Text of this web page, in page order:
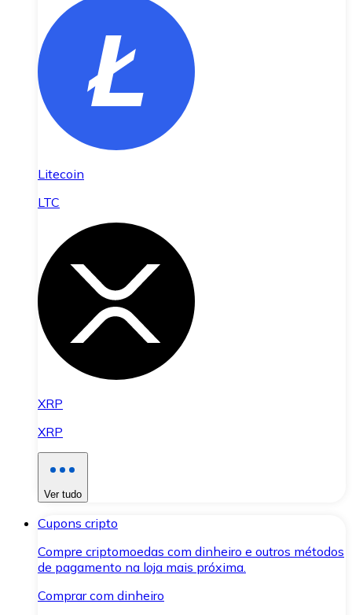
Litecoin
LTC
XRP
XRP
Ver tudo
Cupons cripto
Compre criptomoedas com dinheiro e outros métodos
de pagamento na loja mais próxima.
Comprar com dinheiro